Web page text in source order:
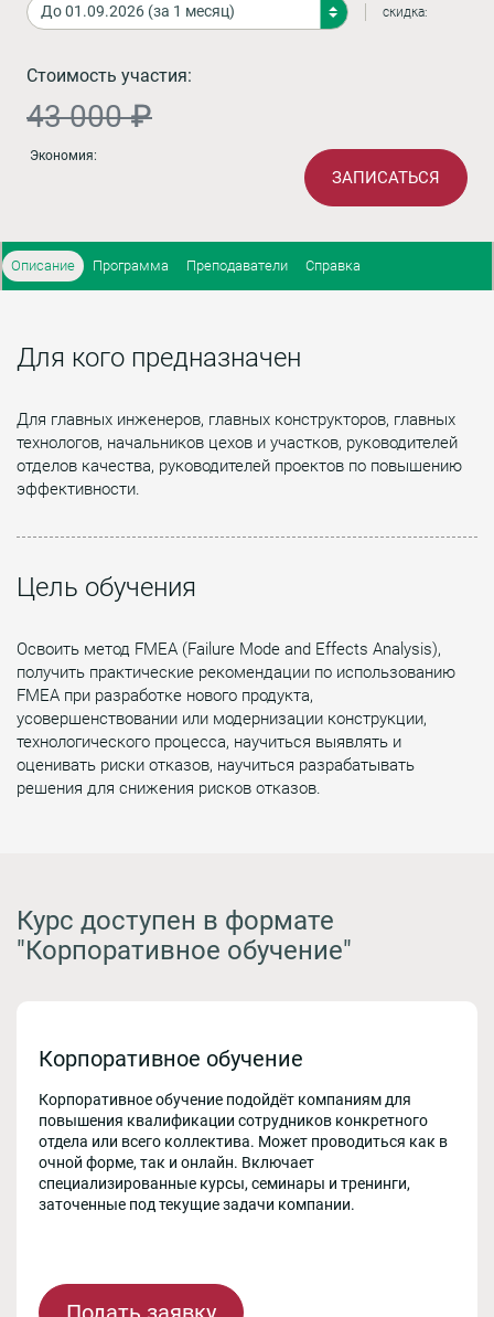
скидка:
Стоимость участия:
43 000 ₽
Экономия:
ЗАПИСАТЬСЯ
Описание Программа Преподаватели Справка
Для кого предназначен
Для главных инженеров, главных конструкторов, главных
технологов, начальников цехов и участков, руководителей
отделов качества, руководителей проектов по повышению
эффективности.
Цель обучения
Освоить метод FMEA (Failure Mode and Effects Analysis),
получить практические рекомендации по использованию
FMEA при разработке нового продукта,
усовершенствовании или модернизации конструкции,
технологического процесса, научиться выявлять и
оценивать риски отказов, научиться разрабатывать
решения для снижения рисков отказов.
Курс доступен в формате
"Корпоративное обучение"
Корпоративное обучение
Корпоративное обучение подойдёт компаниям для
повышения квалификации сотрудников конкретного
отдела или всего коллектива. Может проводиться как в
очной форме, так и онлайн. Включает
специализированные курсы, семинары и тренинги,
заточенные под текущие задачи компании.